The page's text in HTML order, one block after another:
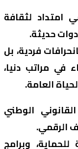
امتداد لثقافة
حديثة.
فردية، بل
في مراتب دنيا،
العامة.
الوطني
الرقمي.
وبرامج